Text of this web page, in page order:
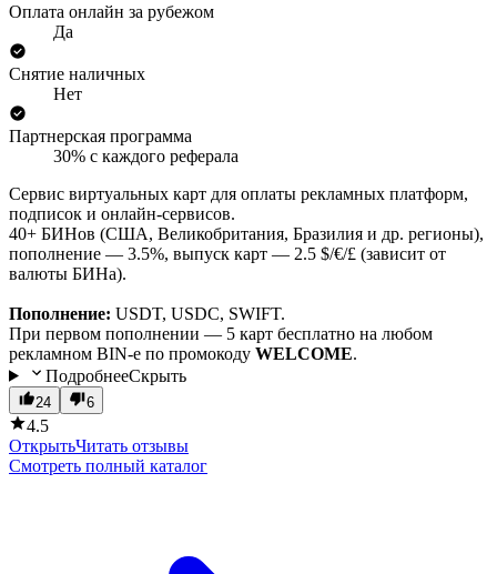
Оплата онлайн за рубежом
Да
Снятие наличных
Нет
Партнерская программа
30% с каждого реферала
Сервис виртуальных карт для оплаты рекламных платформ,
подписок и онлайн-сервисов.
40+ БИНов (США, Великобритания, Бразилия и др. регионы),
пополнение — 3.5%, выпуск карт — 2.5 $/€/£ (зависит от
валюты БИНа).
Пополнение: USDT, USDC, SWIFT.
При первом пополнении — 5 карт бесплатно на любом
рекламном BIN-е по промокоду WELCOME.
ПодробнееСкрыть
24 6
4.5
ОткрытьЧитать отзывы
Смотреть полный каталог